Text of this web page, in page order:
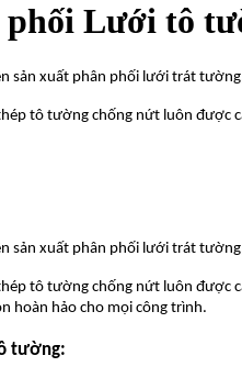
phối Lưới tô
sản xuất phân phối lưới trát
tô tường chống nứt luôn được
sản xuất phân phối lưới trát
tô tường chống nứt luôn được
hoàn hảo cho mọi công trình.
tường: